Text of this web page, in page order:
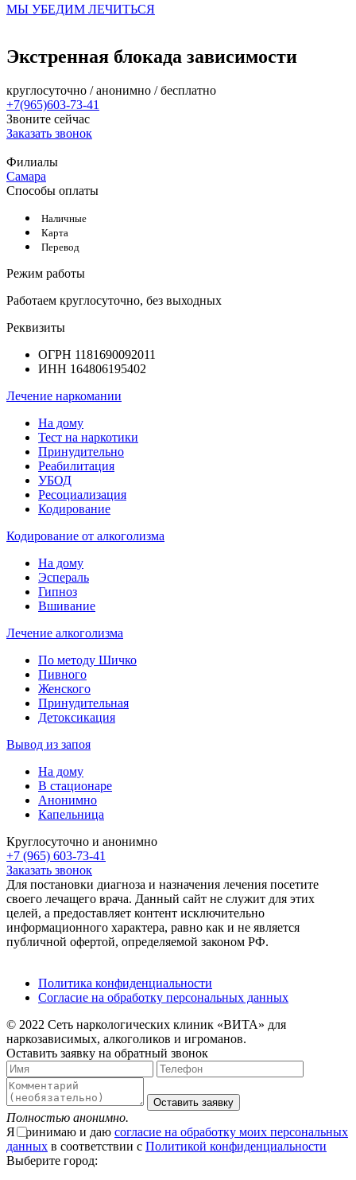
МЫ УБЕДИМ ЛЕЧИТЬСЯ
Экстренная блокада зависимости
круглосуточно / анонимно / бесплатно
+7(965)603-73-41
Звоните сейчас
Заказать звонок
Филиалы
Самара
Способы оплаты
Наличные
Карта
Перевод
Режим работы
Работаем круглосуточно, без выходных
Реквизиты
ОГРН 1181690092011
ИНН 164806195402
Лечение наркомании
На дому
Тест на наркотики
Принудительно
Реабилитация
УБОД
Ресоциализация
Кодирование
Кодирование от алкоголизма
На дому
Эспераль
Гипноз
Вшивание
Лечение алкоголизма
По методу Шичко
Пивного
Женского
Принудительная
Детоксикация
Вывод из запоя
На дому
В стационаре
Анонимно
Капельница
Круглосуточно и анонимно
+7 (965) 603-73-41
Заказать звонок
Для постановки диагноза и назначения лечения посетите
своего лечащего врача. Данный сайт не служит для этих
целей, а предоставляет контент исключительно
информационного характера, равно как и не является
публичной офертой, определяемой законом РФ.
Политика конфиденциальности
Согласие на обработку персональных данных
© 2022 Сеть наркологических клиник «ВИТА» для
наркозависимых, алкоголиков и игроманов.
Оставить заявку на обратный звонок
Оставить заявку
Полностью анонимно.
Я принимаю и даю согласие на обработку моих персональных
данных в соответствии с Политикой конфиденциальности
Выберите город: